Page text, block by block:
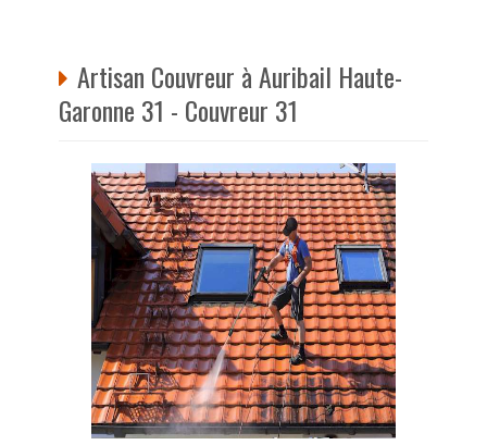
Artisan Couvreur à Auribail Haute-
Garonne 31 - Couvreur 31